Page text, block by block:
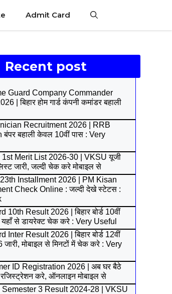
Admit Card
Recent post
Guard Company Commander
| बिहार होम गार्ड कंपनी कमांडर बहाली
Recruitment 2026 | RRB
बहाली केवल 10वीं पास : Very
Merit List 2026-30 | VKSU यूजी
जारी, जल्दी चेक करे मोबाइल से
Installment 2026 | PM Kisan
Check Online : जल्दी देखे स्टेटस :
10th Result 2026 | बिहार बोर्ड 10वीं
यहाँ से डायरेक्ट चेक करे : Very Useful
Inter Result 2026 | बिहार बोर्ड 12वीं
जारी, मोबाइल से मिनटों में चेक करे : Very
ID Registration 2026 | अब घर बैठे
रजिस्ट्रेशन करे, ऑनलाइन मोबाइल से
3 Result 2024-28 | VKSU